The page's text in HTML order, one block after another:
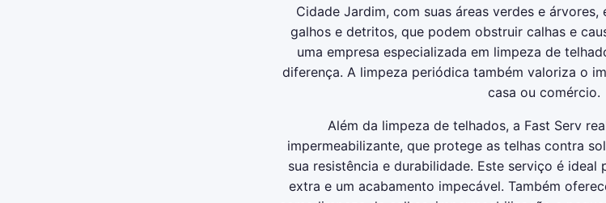
Cidade Jardim, com suas áreas verdes e
galhos e detritos, que podem obstruir calhas e
uma empresa especializada em limpeza de
diferença. A limpeza periódica também valoriza o
casa ou comércio.
Além da limpeza de telhados, a Fast Serv
impermeabilizante, que protege as telhas contra
sua resistência e durabilidade. Este serviço é ideal
extra e um acabamento impecável. Também